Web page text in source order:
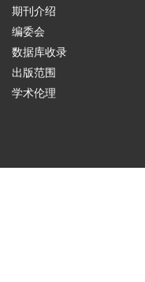
期刊介绍
编委会
数据库收录
出版范围
学术伦理